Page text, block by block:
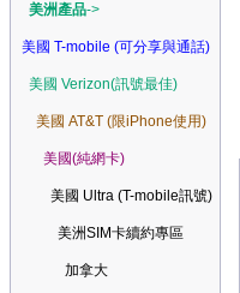
美洲產品->
美國 T-mobile (可分享與通話)
美國 Verizon(訊號最佳)
美國 AT&T (限iPhone使用)
美國(純網卡)
美國 Ultra (T-mobile訊號)
美洲SIM卡續約專區
加拿大